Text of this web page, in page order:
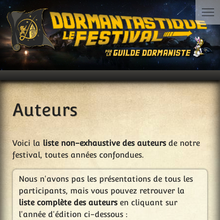
Auteurs
Voici la liste non-exhaustive des auteursde notre
festival, toutes années confondues.
Nous n'avons pas les présentations de tous les
participants, mais vous pouvez retrouver la
liste complète des auteursen cliquant sur
l'année d'édition ci-dessous :